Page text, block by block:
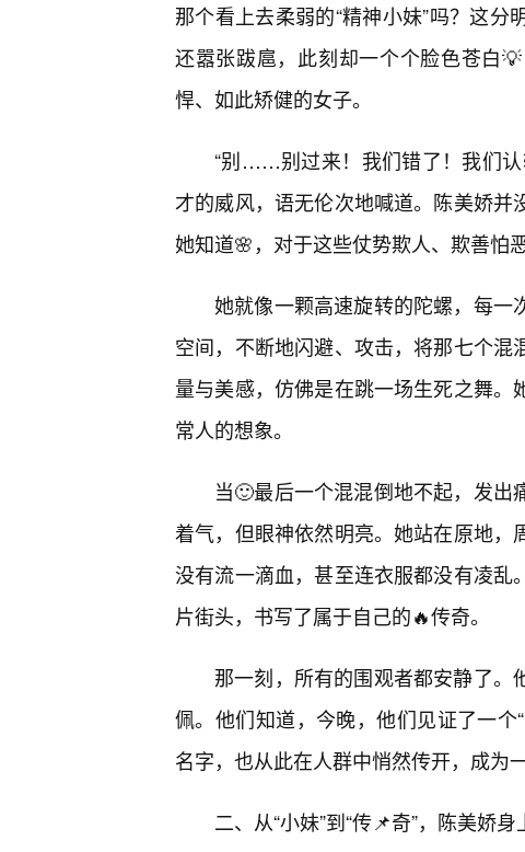
那个看上去柔弱的“精神小妹”吗？这
还嚣张跋扈，此刻却一个个脸色苍白
悍、如此矫健的女子。
“别……别过来！我们错了！我们认
才的威风，语无伦次地喊道。陈美娇并
她知道🌸，对于这些仗势欺人、欺善怕
她就像一颗高速旋转的陀螺，每一
空间，不断地闪避、攻击，将那七个
量与美感，仿佛是在跳一场生死之舞
常人的想象。
当🙂最后一个混混倒地不起，发
着气，但眼神依然明亮。她站在原地
没有流一滴血，甚至连衣服都没有凌
片街头，书写了属于自己的🔥传奇。
那一刻，所有的围观者都安静了
佩。他们知道，今晚，他们见证了一
名字，也从此在人群中悄然传开，成为
二、从“小妹”到“传📌奇”，陈美娇